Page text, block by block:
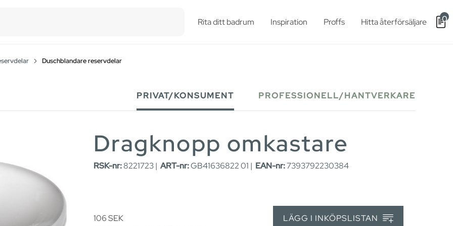
Rita ditt badrum Inspiration Proffs Hitta återförsäljare 0
Duschblandare reservdelar
PRIVAT/KONSUMENT PROFESSIONELL/HANTVERKARE
Dragknopp omkastare
RSK-nr:8221723 | ART-nr:GB41636822 01 | EAN-nr:7393792230384
106SEK
LÄGG I INKÖPSLISTAN